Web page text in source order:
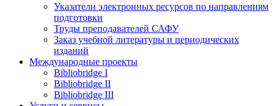
Указатели электронных ресурсов по направлениям
подготовки
Труды преподавателей САФУ
Заказ учебной литературы и периодических
изданий
Международные проекты
Bibliobridge I
Bibliobridge II
Bibliobridge III